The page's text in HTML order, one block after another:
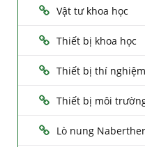
Vật tư khoa học
Thiết bị khoa học
Thiết bị thí nghiệm
Thiết bị môi
Lò nung